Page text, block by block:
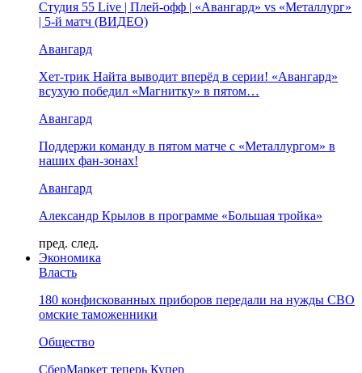
Студия 55 Live | Плей-офф | «Авангард» vs «Металлург»
| 5-й матч (ВИДЕО)
Авангард
Хет-трик Найта выводит вперёд в серии! «Авангард»
всухую победил «Магнитку» в пятом…
Авангард
Поддержи команду в пятом матче с «Металлургом» в
наших фан-зонах!
Авангард
Александр Крылов в программе «Большая тройка»
пред. след.
Экономика
Власть
180 конфискованных приборов передали на нужды СВО
омские таможенники
Общество
СберМаркет теперь Купер